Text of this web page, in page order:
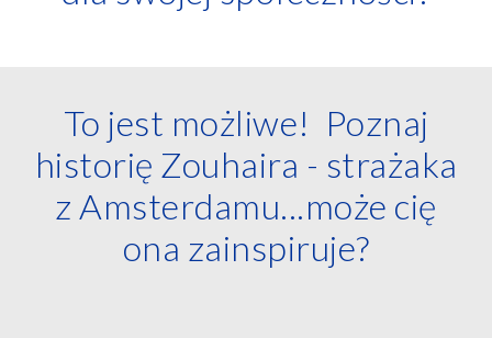
To jest możliwe! Poznaj
historię Zouhaira - strażaka
z Amsterdamu...może cię
ona zainspiruje?